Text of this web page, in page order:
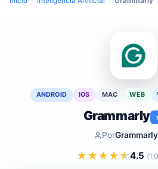
ANDROID IOS MAC WEB
Grammarly
Por
★★★★★4.5